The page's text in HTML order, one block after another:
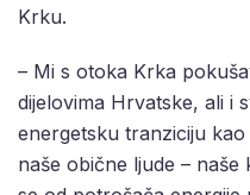
Krku.
– Mi s otoka Krka
dijelovima Hrvatske, ali i
energetsku tranziciju
naše obične ljude – naše